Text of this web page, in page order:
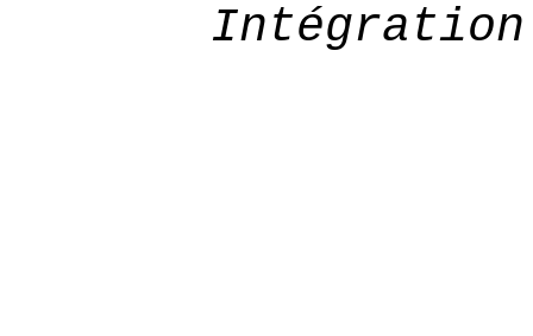
Intégration